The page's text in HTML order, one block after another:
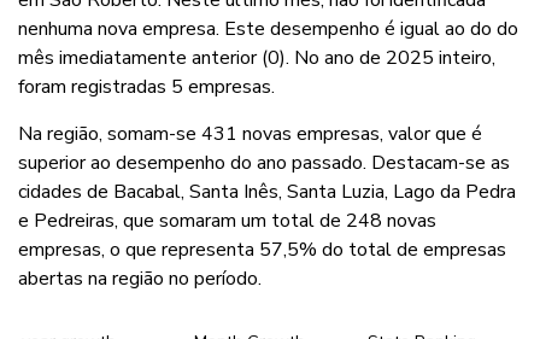
nenhuma nova empresa. Este desempenho é igual ao do do
mês imediatamente anterior (0). No ano de 2025 inteiro,
foram registradas 5 empresas.
Na região, somam-se 431 novas empresas, valor que é
superior ao desempenho do ano passado. Destacam-se as
cidades de Bacabal, Santa Inês, Santa Luzia, Lago da Pedra
e Pedreiras, que somaram um total de 248 novas
empresas, o que representa 57,5% do total de empresas
abertas na região no período.